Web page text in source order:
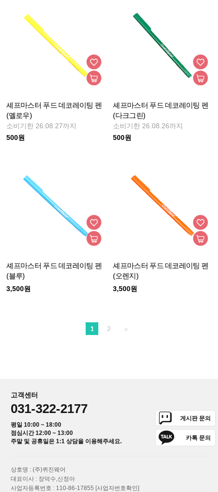
셰프마스터 푸드 데코레이팅 펜
(옐로우)
소비기한 26.08.27까지
500원
셰프마스터 푸드 데코레이팅 펜
(다크그린)
소비기한 26.08.26까지
500원
셰프마스터 푸드 데코레이팅 펜
(블루)
3,500원
셰프마스터 푸드 데코레이팅 펜
(오렌지)
3,500원
1 2
고객센터
031-322-2177
평일 10:00 ~ 18:00
점심시간 12:00 ~ 13:00
주말 및 공휴일은 1:1 상담을 이용해주세요.
게시판 문의
카톡 문의
상호명 : (주)퀴진웨어
대표이사 : 장덕수,신정아
사업자등록번호 : 110-86-17855 [사업자번호확인]